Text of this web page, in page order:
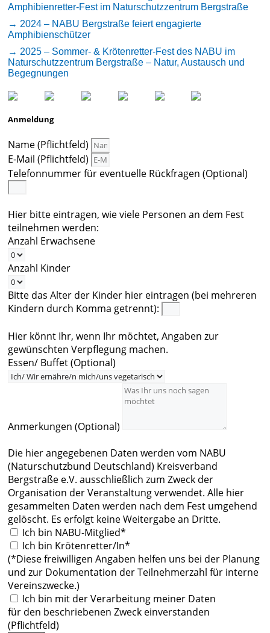
Amphibienretter-Fest im Naturschutzzentrum Bergstraße
→ 2024 – NABU Bergstraße feiert engagierte
Amphibienschützer
→ 2025 – Sommer- & Krötenretter-Fest des NABU im
Naturschutzzentrum Bergstraße – Natur, Austausch und
Begegnungen
Anmeldung
Name (Pflichtfeld)
E-Mail (Pflichtfeld)
Telefonnummer für eventuelle Rückfragen (Optional)
Hier bitte eintragen, wie viele Personen an dem Fest
teilnehmen werden:
Anzahl Erwachsene
Anzahl Kinder
Bitte das Alter der Kinder hier eintragen (bei mehreren
Kindern durch Komma getrennt):
Hier könnt Ihr, wenn Ihr möchtet, Angaben zur
gewünschten Verpflegung machen.
Essen/ Buffet (Optional)
Anmerkungen (Optional)
Die hier angegebenen Daten werden vom NABU
(Naturschutzbund Deutschland) Kreisverband
Bergstraße e.V. ausschließlich zum Zweck der
Organisation der Veranstaltung verwendet. Alle hier
gesammelten Daten werden nach dem Fest umgehend
gelöscht. Es erfolgt keine Weitergabe an Dritte.
Ich bin NABU-Mitglied*
Ich bin Krötenretter/In*
(*Diese freiwilligen Angaben helfen uns bei der Planung
und zur Dokumentation der Teilnehmerzahl für interne
Vereinszwecke.)
Ich bin mit der Verarbeitung meiner Daten
für den beschriebenen Zweck einverstanden
(Pflichtfeld)